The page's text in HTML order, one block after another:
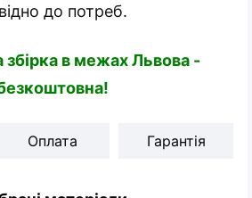
до потреб.
збірка в межах Львова -
Оплата Гарантія